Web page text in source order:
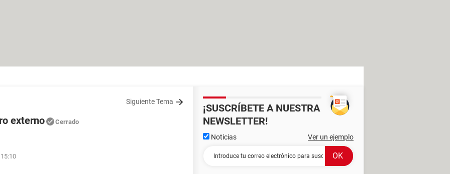
Siguiente Tema
externo Cerrado
¡SUSCRÍBETE A NUESTRA
NEWSLETTER!
Noticias Ver un ejemplo